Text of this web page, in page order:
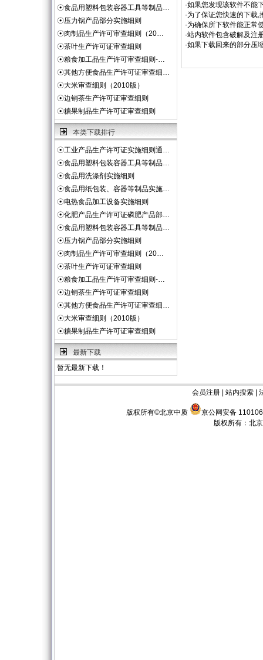
☉食品用塑料包装容器工具等制品…
☉压力锅产品部分实施细则
☉肉制品生产许可审查细则（20…
☉茶叶生产许可证审查细则
☉粮食加工品生产许可审查细则-…
☉其他方便食品生产许可证审查细…
☉大米审查细则（2010版）
☉边销茶生产许可证审查细则
☉糖果制品生产许可证审查细则
本类下载排行
☉工业产品生产许可证实施细则通…
☉食品用塑料包装容器工具等制品…
☉食品用洗涤剂实施细则
☉食品用纸包装、容器等制品实施…
☉电热食品加工设备实施细则
☉化肥产品生产许可证磷肥产品部…
☉食品用塑料包装容器工具等制品…
☉压力锅产品部分实施细则
☉肉制品生产许可审查细则（20…
☉茶叶生产许可证审查细则
☉粮食加工品生产许可审查细则-…
☉边销茶生产许可证审查细则
☉其他方便食品生产许可证审查细…
☉大米审查细则（2010版）
☉糖果制品生产许可证审查细则
最新下载
暂无最新下载！
·如果您发现该软件不能
·为了保证您快速的下载,
·为确保所下软件能正常
·站内软件包含破解及注
·如果下载回来的部分压
会员注册| 站内搜索|
版权所有©北京中质
京公网安备
版权所有： 北